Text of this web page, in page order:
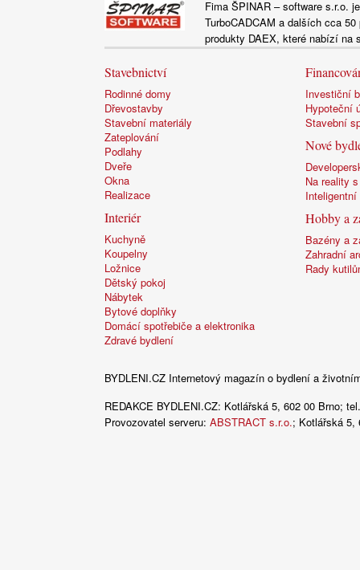
Fima ŠPINAR – software s.r.o.
TurboCADCAM a dalších cca
produkty DAEX, které nabízí na
Stavebnictví
Rodinné domy
Dřevostavby
Stavební materiály
Zateplování
Podlahy
Dveře
Okna
Realizace
Interiér
Kuchyně
Koupelny
Ložnice
Dětský pokoj
Nábytek
Bytové doplňky
Domácí spotřebiče a elektronika
Zdravé bydlení
Investiční
Hypoteční
Stavební
Nové
Na reality
Hobby a
Bazény a
Zahradní
Rady
BYDLENI.CZ Internetový magazín o bydlení a
REDAKCE BYDLENI.CZ: Kotlářská 5, 602 00 Brno;
Provozovatel serveru: ABSTRACT s.r.o.; Kotlářská